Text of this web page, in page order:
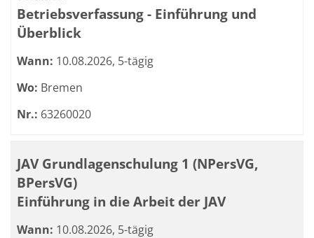
Betriebsverfassung - Einführung und
Überblick
Wann: 10.08.2026, 5-tägig
Wo: Bremen
Nr.: 63260020
JAV Grundlagenschulung 1 (NPersVG,
BPersVG)
Einführung in die Arbeit der JAV
Wann: 10.08.2026, 5-tägig